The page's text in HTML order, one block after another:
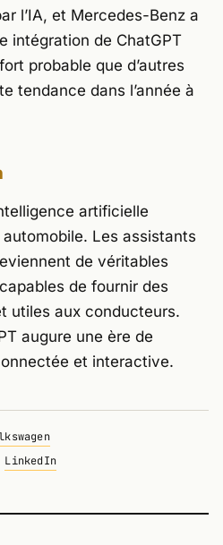
l’IA, et Mercedes-Benz a
intégration de ChatGPT
probable que d’autres
tendance dans l’année à
artificielle
Les assistants
de véritables
de fournir des
utiles aux conducteurs.
augure une ère de
et interactive.
LinkedIn